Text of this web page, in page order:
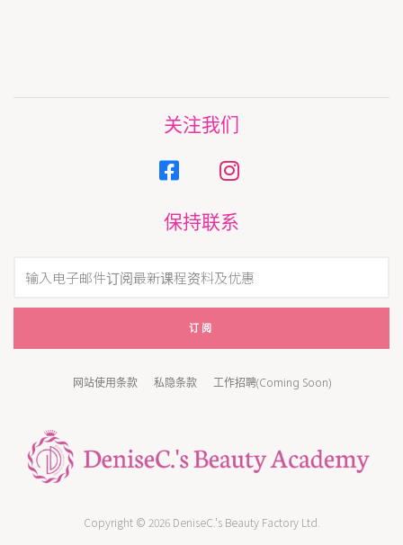
关注我们
保持联系
订阅
Copyright © 2026 DeniseC.'s Beauty Factory Ltd.
网站使用条款 私隐条款 工作招聘(Coming Soon)